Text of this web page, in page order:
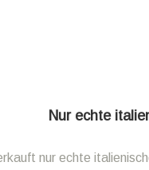
Nur echte
nur echte